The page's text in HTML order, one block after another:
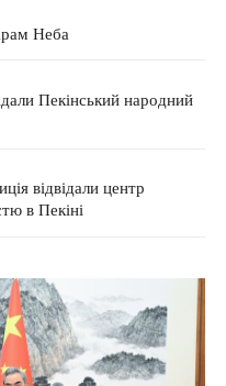
Неба
Пекінський народний
відвідали центр
в Пекіні